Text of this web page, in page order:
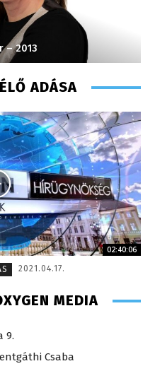
– 2013
ADÁSA
02:40:06
2021.04.17.
MEDIA
9.
Csaba